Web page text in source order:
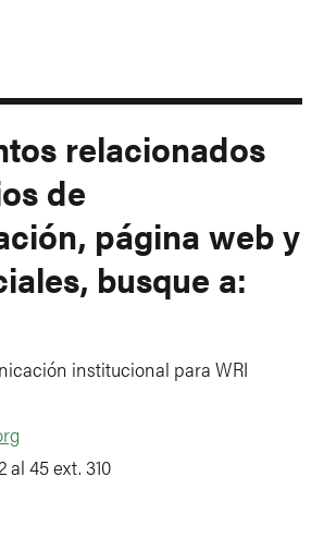
relacionados
de
página web y
busque a:
institucional para WRI
al 45 ext. 310